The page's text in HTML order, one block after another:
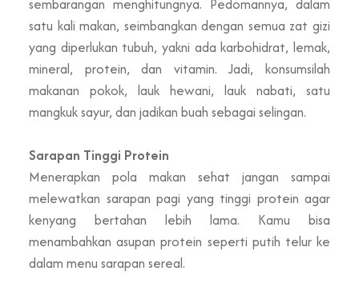
sembarangan menghitungnya. Pedomannya, dalam
satu kali makan, seimbangkan dengan semua zat gizi
yang diperlukan tubuh, yakni ada karbohidrat, lemak,
mineral, protein, dan vitamin. Jadi, konsumsilah
makanan pokok, lauk hewani, lauk nabati, satu
mangkuk sayur, dan jadikan buah sebagai selingan.
Sarapan Tinggi Protein
Menerapkan pola makan sehat jangan sampai
melewatkan sarapan pagi yang tinggi protein agar
kenyang bertahan lebih lama. Kamu bisa
menambahkan asupan protein seperti putih telur ke
dalam menu sarapan sereal.